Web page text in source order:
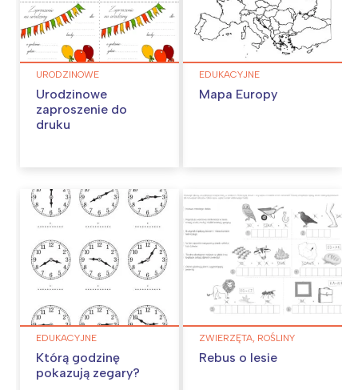
URODZINOWE
Urodzinowe
zaproszenie do
druku
EDUKACYJNE
Mapa Europy
EDUKACYJNE
Którą godzinę
pokazują zegary?
ZWIERZĘTA, ROŚLINY
Rebus o lesie